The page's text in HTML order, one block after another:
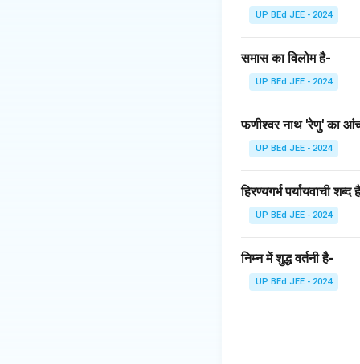
-ता:यह एक प्रत्यय है
→
मित्रता:'मित्रता' का
किया जा सकता है,
संज्ञा के मुख्य भेद इस
शहर)। 'मित्र'
भाववाचक संज्ञा
एक ऐसा ही भाव या
पुरुषवाचक
समूहवाचक संज्ञा
व्यक्तियों का समूह
'मित्रता' शब्द 'मित्र
UP BEd JEE - 2024
समास का विलोम है-
UP BEd JEE - 2024
फणीश्वर नाथ 'रेणु' का
UP BEd JEE - 2024
हिरण्यगर्भ पर्यायवाची शब्द
UP BEd JEE - 2024
निम्न में शुद्ध वर्तनी है-
UP BEd JEE - 2024